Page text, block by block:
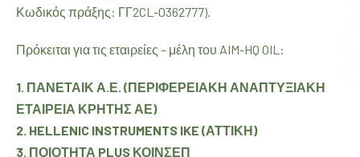
Κωδικός πράξης: ΓΓ2CL-0362777).
Πρόκειται για τις εταιρείες – μέλη του AIM-HQ OIL:
1. ΠΑΝΕΤΑΙΚ Α.Ε. (ΠΕΡΙΦΕΡΕΙΑΚΗ ΑΝΑΠΤΥΞΙΑΚΗ
ΕΤΑΙΡΕΙΑ ΚΡΗΤΗΣ ΑΕ)
2. HELLENIC INSTRUMENTS IKE (ΑΤΤΙΚΗ)
3. ΠΟΙΟΤΗΤΑ PLUS ΚΟΙΝΣΕΠ